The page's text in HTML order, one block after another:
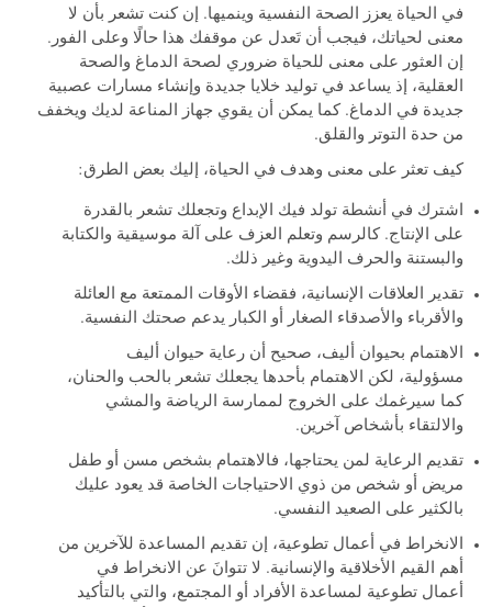
في الحياة يعزز الصحة النفسية وينميها. إن كنت تشعر بأن لا
معنى لحياتك، فيجب أن تَعدل عن موقفك هذا حالًا وعلى الفور.
إن العثور على معنى للحياة ضروري لصحة الدماغ والصحة
العقلية، إذ يساعد في توليد خلايا جديدة وإنشاء مسارات عصبية
جديدة في الدماغ. كما يمكن أن يقوي جهاز المناعة لديك ويخفف
من حدة التوتر والقلق.
كيف تعثر على معنى وهدف في الحياة، إليك بعض الطرق:
اشترك في أنشطة تولد فيك الإبداع وتجعلك تشعر بالقدرة
على الإنتاج. كالرسم وتعلم العزف على آلة موسيقية والكتابة
والبستنة والحرف اليدوية وغير ذلك.
تقدير العلاقات الإنسانية، فقضاء الأوقات الممتعة مع العائلة
والأقرباء والأصدقاء الصغار أو الكبار يدعم صحتك النفسية.
الاهتمام بحيوان أليف، صحيح أن رعاية حيوان أليف
مسؤولية، لكن الاهتمام بأحدها يجعلك تشعر بالحب والحنان،
كما سيرغمك على الخروج لممارسة الرياضة والمشي
والالتقاء بأشخاص آخرين.
تقديم الرعاية لمن يحتاجها، فالاهتمام بشخص مسن أو طفل
مريض أو شخص من ذوي الاحتياجات الخاصة قد يعود عليك
بالكثير على الصعيد النفسي.
الانخراط في أعمال تطوعية، إن تقديم المساعدة للآخرين من
أهم القيم الأخلاقية والإنسانية. لا تتوانَ عن الانخراط في
أعمال تطوعية لمساعدة الأفراد أو المجتمع، والتي بالتأكيد